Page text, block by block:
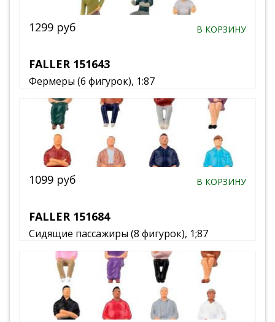
FALLER 151643
Фермеры (6 фигурок), 1:87
1299 руб В КОРЗИНУ
FALLER 151684
Сидящие пассажиры (8 фигурок), 1;87
1099 руб В КОРЗИНУ